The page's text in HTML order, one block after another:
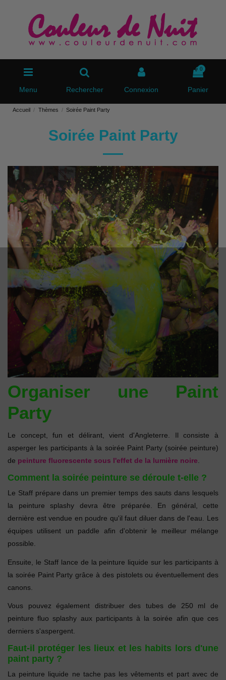
Menu Rechercher Connexion
0
Panier
Accueil Thèmes Soirée Paint Party
Soirée Paint Party
Organiser une Paint
Party
Le concept, fun et délirant, vient d'Angleterre. Il consiste à
asperger les participants à la soirée Paint Party (soirée peinture)
de peinture fluorescente sous l'effet de la lumière noire
Comment la soirée peinture se déroule t-elle ?
Le Staff prépare dans un premier temps des sauts dans lesquels
la peinture splashy devra être préparée. En général, cette
dernière est vendue en poudre qu'il faut diluer dans de l'eau. Les
équipes utilisent un paddle afin d'obtenir le meilleur mélange
possible.
Ensuite, le Staff lance de la peinture liquide sur les participants à
la soirée Paint Party grâce à des pistolets ou éventuellement des
canons.
Vous pouvez également distribuer des tubes de 250 ml de
peinture fluo splashy aux participants à la soirée afin que ces
derniers s'aspergent.
Faut-il protéger les lieux et les habits lors d'une
paint party ?
La peinture liquide ne tache pas les vêtements et part avec de